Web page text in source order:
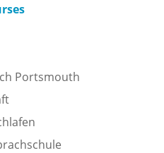
Portsmouth